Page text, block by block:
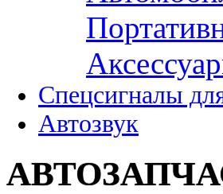
Спецсигналы
Автозвук